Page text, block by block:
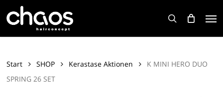
search
Start SHOP Kerastase Aktionen
K MINI HERO DUO
SPRING 26 SET